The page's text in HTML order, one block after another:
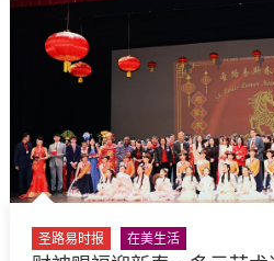
裡
成
長
聖
路
易
華
圣路易时报 在美生活